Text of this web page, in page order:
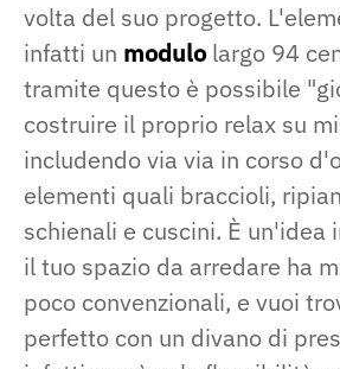
volta del suo progetto.
infatti un modulolargo 94
tramite questo è possibile
costruire il proprio relax su
includendo via via in corso
elementi quali braccioli,
schienali e cuscini. È un'idea
il tuo spazio da arredare ha
poco convenzionali, e vuoi
perfetto con un divano di